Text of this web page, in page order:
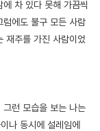
차 있다 못해 가끔씩
럼에도 불구 모든 사람
재주를 가진 사람이었
런 모습을 보는 나는
나 동시에 설레임에